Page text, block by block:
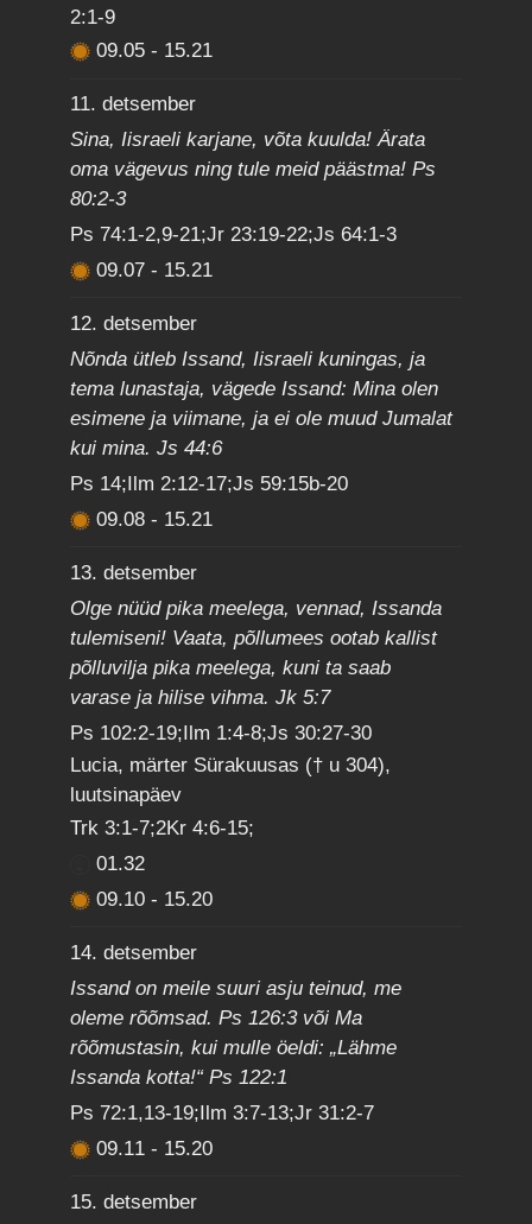
2:1-9
09.05- 15.21
11. detsember
Sina, Iisraeli karjane, võta kuulda! Ärata
oma vägevus ning tule meid päästma! Ps
80:2-3
Ps 74:1-2,9-21;Jr 23:19-22;Js 64:1-3
09.07- 15.21
12. detsember
Nõnda ütleb Issand, Iisraeli kuningas, ja
tema lunastaja, vägede Issand: Mina olen
esimene ja viimane, ja ei ole muud Jumalat
kui mina. Js 44:6
Ps 14;Ilm 2:12-17;Js 59:15b-20
09.08- 15.21
13. detsember
Olge nüüd pika meelega, vennad, Issanda
tulemiseni! Vaata, põllumees ootab kallist
põlluvilja pika meelega, kuni ta saab
varase ja hilise vihma. Jk 5:7
Ps 102:2-19;Ilm 1:4-8;Js 30:27-30
Lucia, märter Sürakuusas († u 304),
luutsinapäev
Trk 3:1-7;2Kr 4:6-15;
01.32
09.10- 15.20
14. detsember
Issand on meile suuri asju teinud, me
oleme rõõmsad. Ps 126:3 või Ma
rõõmustasin, kui mulle öeldi: „Lähme
Issanda kotta!“ Ps 122:1
Ps 72:1,13-19;Ilm 3:7-13;Jr 31:2-7
09.11- 15.20
15. detsember